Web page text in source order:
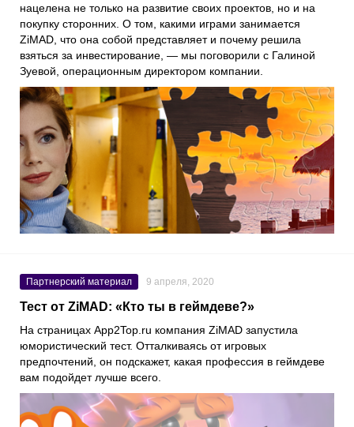
нацелена не только на развитие своих проектов, но и на
покупку сторонних. О том, какими играми занимается
ZiMAD, что она собой представляет и почему решила
взяться за инвестирование, — мы поговорили с Галиной
Зуевой , операционным директором компании.
Партнерский материал 9 апреля, 2020
Тест от ZiMAD: «Кто ты в геймдеве?»
На страницах App2Top.ru компания ZiMAD запустила
юмористический тест. Отталкиваясь от игровых
предпочтений, он подскажет, какая профессия в геймдеве
вам подойдет лучше всего.